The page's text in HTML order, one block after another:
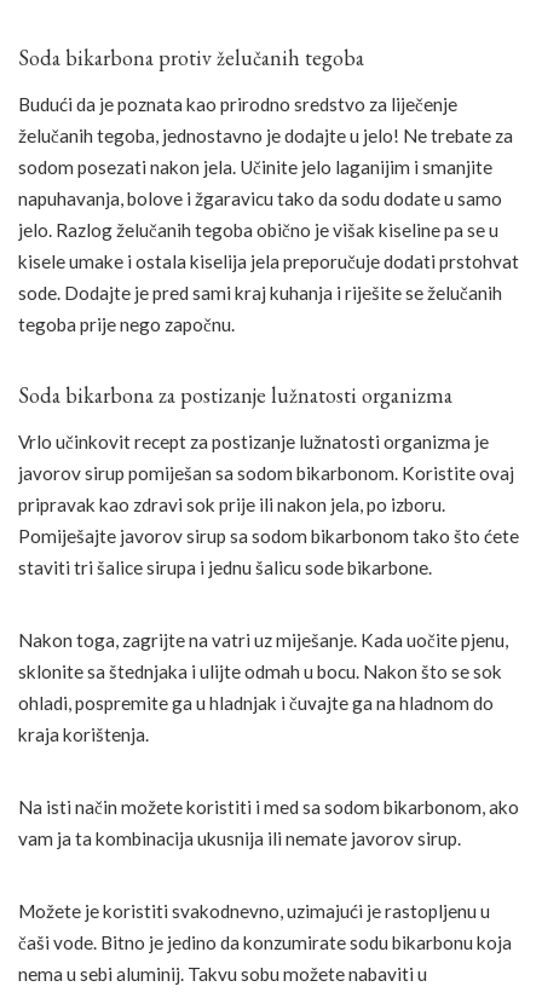
Soda bikarbona protiv želučanih tegoba
Budući da je poznata kao prirodno sredstvo za liječenje
želučanih tegoba, jednostavno je dodajte u jelo! Ne trebate za
sodom posezati nakon jela. Učinite jelo laganijim i smanjite
napuhavanja, bolove i žgaravicu tako da sodu dodate u samo
jelo. Razlog želučanih tegoba obično je višak kiseline pa se u
kisele umake i ostala kiselija jela preporučuje dodati prstohvat
sode. Dodajte je pred sami kraj kuhanja i riješite se želučanih
tegoba prije nego započnu.
Soda bikarbona za postizanje lužnatosti organizma
Vrlo učinkovit recept za postizanje lužnatosti organizma je
javorov sirup pomiješan sa sodom bikarbonom. Koristite ovaj
pripravak kao zdravi sok prije ili nakon jela, po izboru.
Pomiješajte javorov sirup sa sodom bikarbonom tako što ćete
staviti tri šalice sirupa i jednu šalicu sode bikarbone.
Nakon toga, zagrijte na vatri uz miješanje. Kada uočite pjenu,
sklonite sa štednjaka i ulijte odmah u bocu. Nakon što se sok
ohladi, pospremite ga u hladnjak i čuvajte ga na hladnom do
kraja korištenja.
Na isti način možete koristiti i med sa sodom bikarbonom, ako
vam ja ta kombinacija ukusnija ili nemate javorov sirup.
Možete je koristiti svakodnevno, uzimajući je rastopljenu u
čaši vode. Bitno je jedino da konzumirate sodu bikarbonu koja
nema u sebi aluminij. Takvu sobu možete nabaviti u